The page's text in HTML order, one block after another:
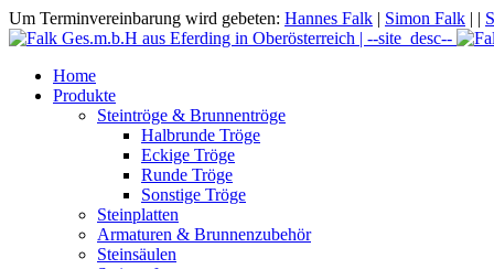
Um Terminvereinbarung wird gebeten: Hannes Falk | Simon Falk | |
Home
Produkte
Steintröge & Brunnentröge
Halbrunde Tröge
Eckige Tröge
Runde Tröge
Sonstige Tröge
Steinplatten
Armaturen & Brunnenzubehör
Steinsäulen